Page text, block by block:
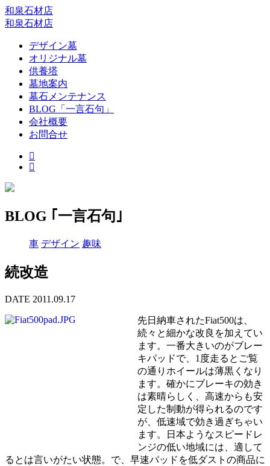
和泉石材店
和泉石材店
デザイン墓
オリジナル墓
供養塔
墓地案内
墓石メンテナンス
BLOG「一言石句」
会社概要
お問合せ
BLOG ｢一言石句｣
車 デザイン 趣味
続改造
DATE 2011.09.17
先日納車されたFiat500は、
続々と細かな改良を加えてい
ます。一番大きいのがブレー
キパッドで、1度走るとご覧
の通りホイールは薄黒くなり
ます。確かにブレーキの効き
は素晴らしく、高速からも安
定した制動が得られるのです
が、低速域で効き過ぎちゃい
ます。日本ようなスピードレ
ンジの低い地域には、適して
るとは言いがたい状態。で、早速パッドを低ダストの商品に